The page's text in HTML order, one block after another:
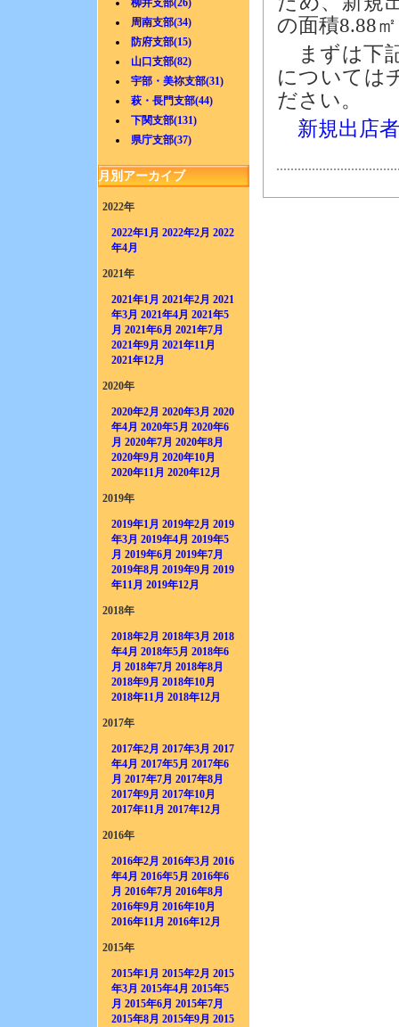
柳井支部(26)
周南支部(34)
防府支部(15)
山口支部(82)
宇部・美祢支部(31)
萩・長門支部(44)
下関支部(131)
県庁支部(37)
月別アーカイブ
2022年
2022年1月 2022年2月 2022
年4月
2021年
2021年1月 2021年2月 2021
年3月 2021年4月 2021年5
月 2021年6月 2021年7月
2021年9月 2021年11月
2021年12月
2020年
2020年2月 2020年3月 2020
年4月 2020年5月 2020年6
月 2020年7月 2020年8月
2020年9月 2020年10月
2020年11月 2020年12月
2019年
2019年1月 2019年2月 2019
年3月 2019年4月 2019年5
月 2019年6月 2019年7月
2019年8月 2019年9月 2019
年11月 2019年12月
2018年
2018年2月 2018年3月 2018
年4月 2018年5月 2018年6
月 2018年7月 2018年8月
2018年9月 2018年10月
2018年11月 2018年12月
2017年
2017年2月 2017年3月 2017
年4月 2017年5月 2017年6
月 2017年7月 2017年8月
2017年9月 2017年10月
2017年11月 2017年12月
2016年
2016年2月 2016年3月 2016
年4月 2016年5月 2016年6
月 2016年7月 2016年8月
2016年9月 2016年10月
2016年11月 2016年12月
2015年
2015年1月 2015年2月 2015
年3月 2015年4月 2015年5
月 2015年6月 2015年7月
2015年8月 2015年9月 2015
の面積8.88
まずは下
については
ださい。
新規出店